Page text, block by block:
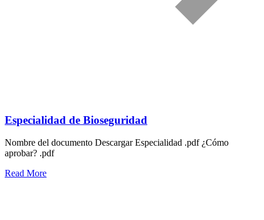
Especialidad de Bioseguridad
Nombre del documento Descargar Especialidad .pdf ¿Cómo
aprobar? .pdf
Read More